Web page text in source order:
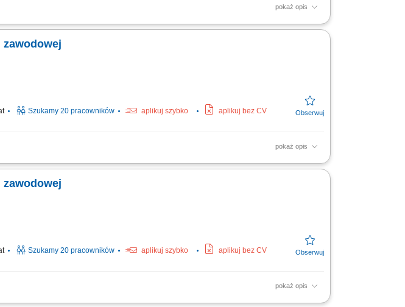
pokaż opis
który jest współfinansowany ze środków Państwowego
Szukamy 20 pracowników aplikuj szybko aplikuj bez CV
pokaż opis
który jest współfinansowany ze środków Państwowego
Szukamy 20 pracowników aplikuj szybko aplikuj bez CV
pokaż opis
który jest współfinansowany ze środków Państwowego